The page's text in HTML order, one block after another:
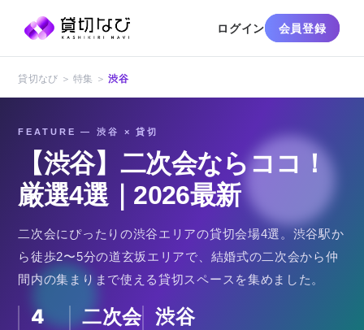
ログイン 会員登録
貸切なび ＞ 特集 ＞渋谷
FEATURE — 渋谷 × 貸切
【渋谷】二次会ならココ！
厳選4選｜2026最新
二次会にぴったりの渋谷エリアの貸切会場4選。渋谷駅か
ら徒歩2〜5分の道玄坂エリアで、結婚式の二次会から仲
間内の集まりまで使える貸切スペースを集めました。
4 二次会 渋谷